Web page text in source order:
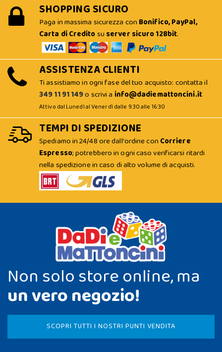
SHOPPING SICURO
Paga in massima sicurezza con Bonifico, PayPal,
Carta di Creditosu server sicuro 128bit.
ASSISTENZA CLIENTI
Ti assistiamo in ogni fase del tuo acquisto: contatta il
349 11 91 149o scrivi a info@dadiemattoncini.it
Attivo dal Lunedì al Venerdì dalle 9:30 alle 16:30
TEMPI DI SPEDIZIONE
Spediamo in 24/48 ore dall'ordine con Corriere
Espresso; potrebbero in ogni caso verificarsi ritardi
nella spedizione in caso di alto volume di acquisti.
Non solo store online, ma
un vero negozio!
SCOPRI TUTTI I NOSTRI PUNTI VENDITA